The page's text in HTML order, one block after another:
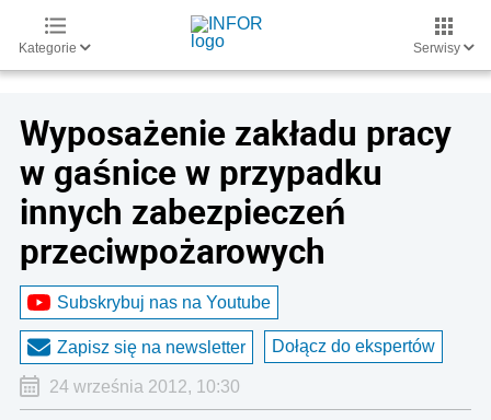
Kategorie Serwisy
Wyposażenie zakładu pracy
w gaśnice w przypadku
innych zabezpieczeń
przeciwpożarowych
Subskrybuj nas na Youtube
Zapisz się na newsletter Dołącz do ekspertów
24 września 2012, 10:30